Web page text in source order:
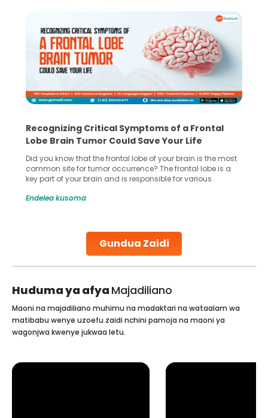
Gundua Zaidi
Recognizing Critical Symptoms of a Frontal
Lobe Brain Tumor Could Save Your Life
Did you know that the frontal lobe of your brain is the most
common site for tumor occurrence? The frontal lobe is a
key part of your brain and is responsible for various
harm to it can lead to serious complications. However, with
Endelea kusoma
Huduma ya afya Majadiliano
Maoni na majadiliano muhimu na madaktari na wataalam wa
matibabu wenye uzoefu zaidi nchini pamoja na maoni ya
wagonjwa kwenye jukwaa letu.